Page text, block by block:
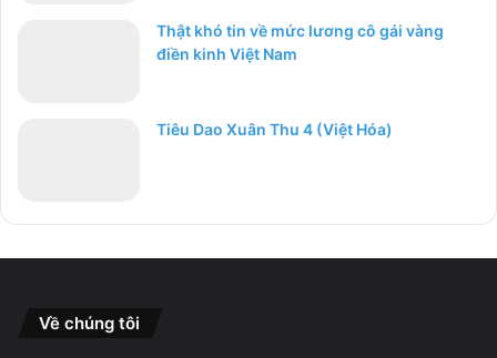
Thật khó tin về mức lương cô gái vàng
điền kinh Việt Nam
Tiêu Dao Xuân Thu 4 (Việt Hóa)
Về chúng tôi